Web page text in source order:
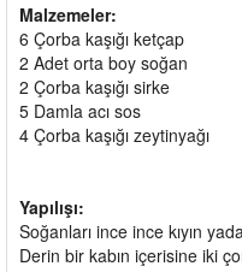
Malzemeler:
6 Çorba kaşığı ketçap
2 Adet orta boy soğan
2 Çorba kaşığı sirke
5 Damla acı sos
4 Çorba kaşığı zeytinyağı
Yapılışı:
Soğanları ince ince kıyın
Derin bir kabın içerisine iki